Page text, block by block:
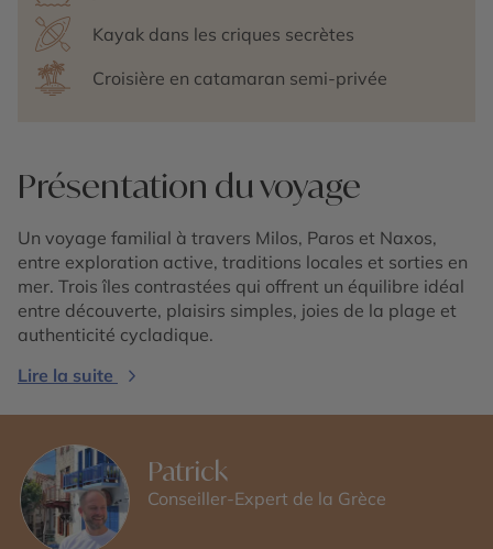
Kayak dans les criques secrètes
Croisière en catamaran semi-privée
Présentation du voyage
Un voyage familial à travers Milos, Paros et Naxos,
entre exploration active, traditions locales et sorties en
mer. Trois îles contrastées qui offrent un équilibre idéal
entre découverte, plaisirs simples, joies de la plage et
authenticité cycladique.
Lire la suite
Patrick
Conseiller-Expert de la Grèce